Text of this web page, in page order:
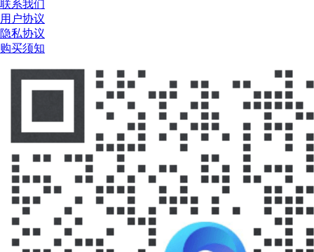
联系我们
用户协议
隐私协议
购买须知